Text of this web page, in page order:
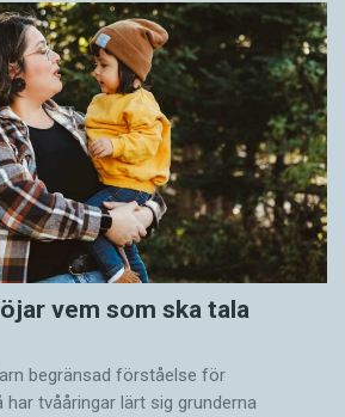
vem som ska tala
begränsad förståelse för
har tvååringar lärt sig grunderna